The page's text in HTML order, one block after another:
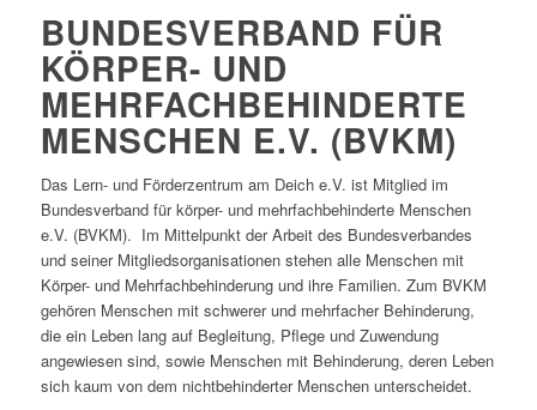
BUNDESVERBAND FÜR
KÖRPER- UND
MEHRFACHBEHINDERTE
MENSCHEN E.V. (BVKM)
Das Lern- und Förderzentrum am Deich e.V. ist Mitglied im
Bundesverband für körper- und mehrfachbehinderte Menschen
e.V. (BVKM). Im Mittelpunkt der Arbeit des Bundesverbandes
und seiner Mitgliedsorganisationen stehen alle Menschen mit
Körper- und Mehrfachbehinderung und ihre Familien. Zum BVKM
gehören Menschen mit schwerer und mehrfacher Behinderung,
die ein Leben lang auf Begleitung, Pflege und Zuwendung
angewiesen sind, sowie Menschen mit Behinderung, deren Leben
sich kaum von dem nichtbehinderter Menschen unterscheidet.